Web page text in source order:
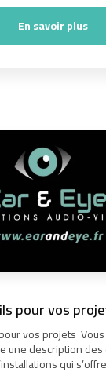
En savoir plus
pour vos
vos projets
une description
qui